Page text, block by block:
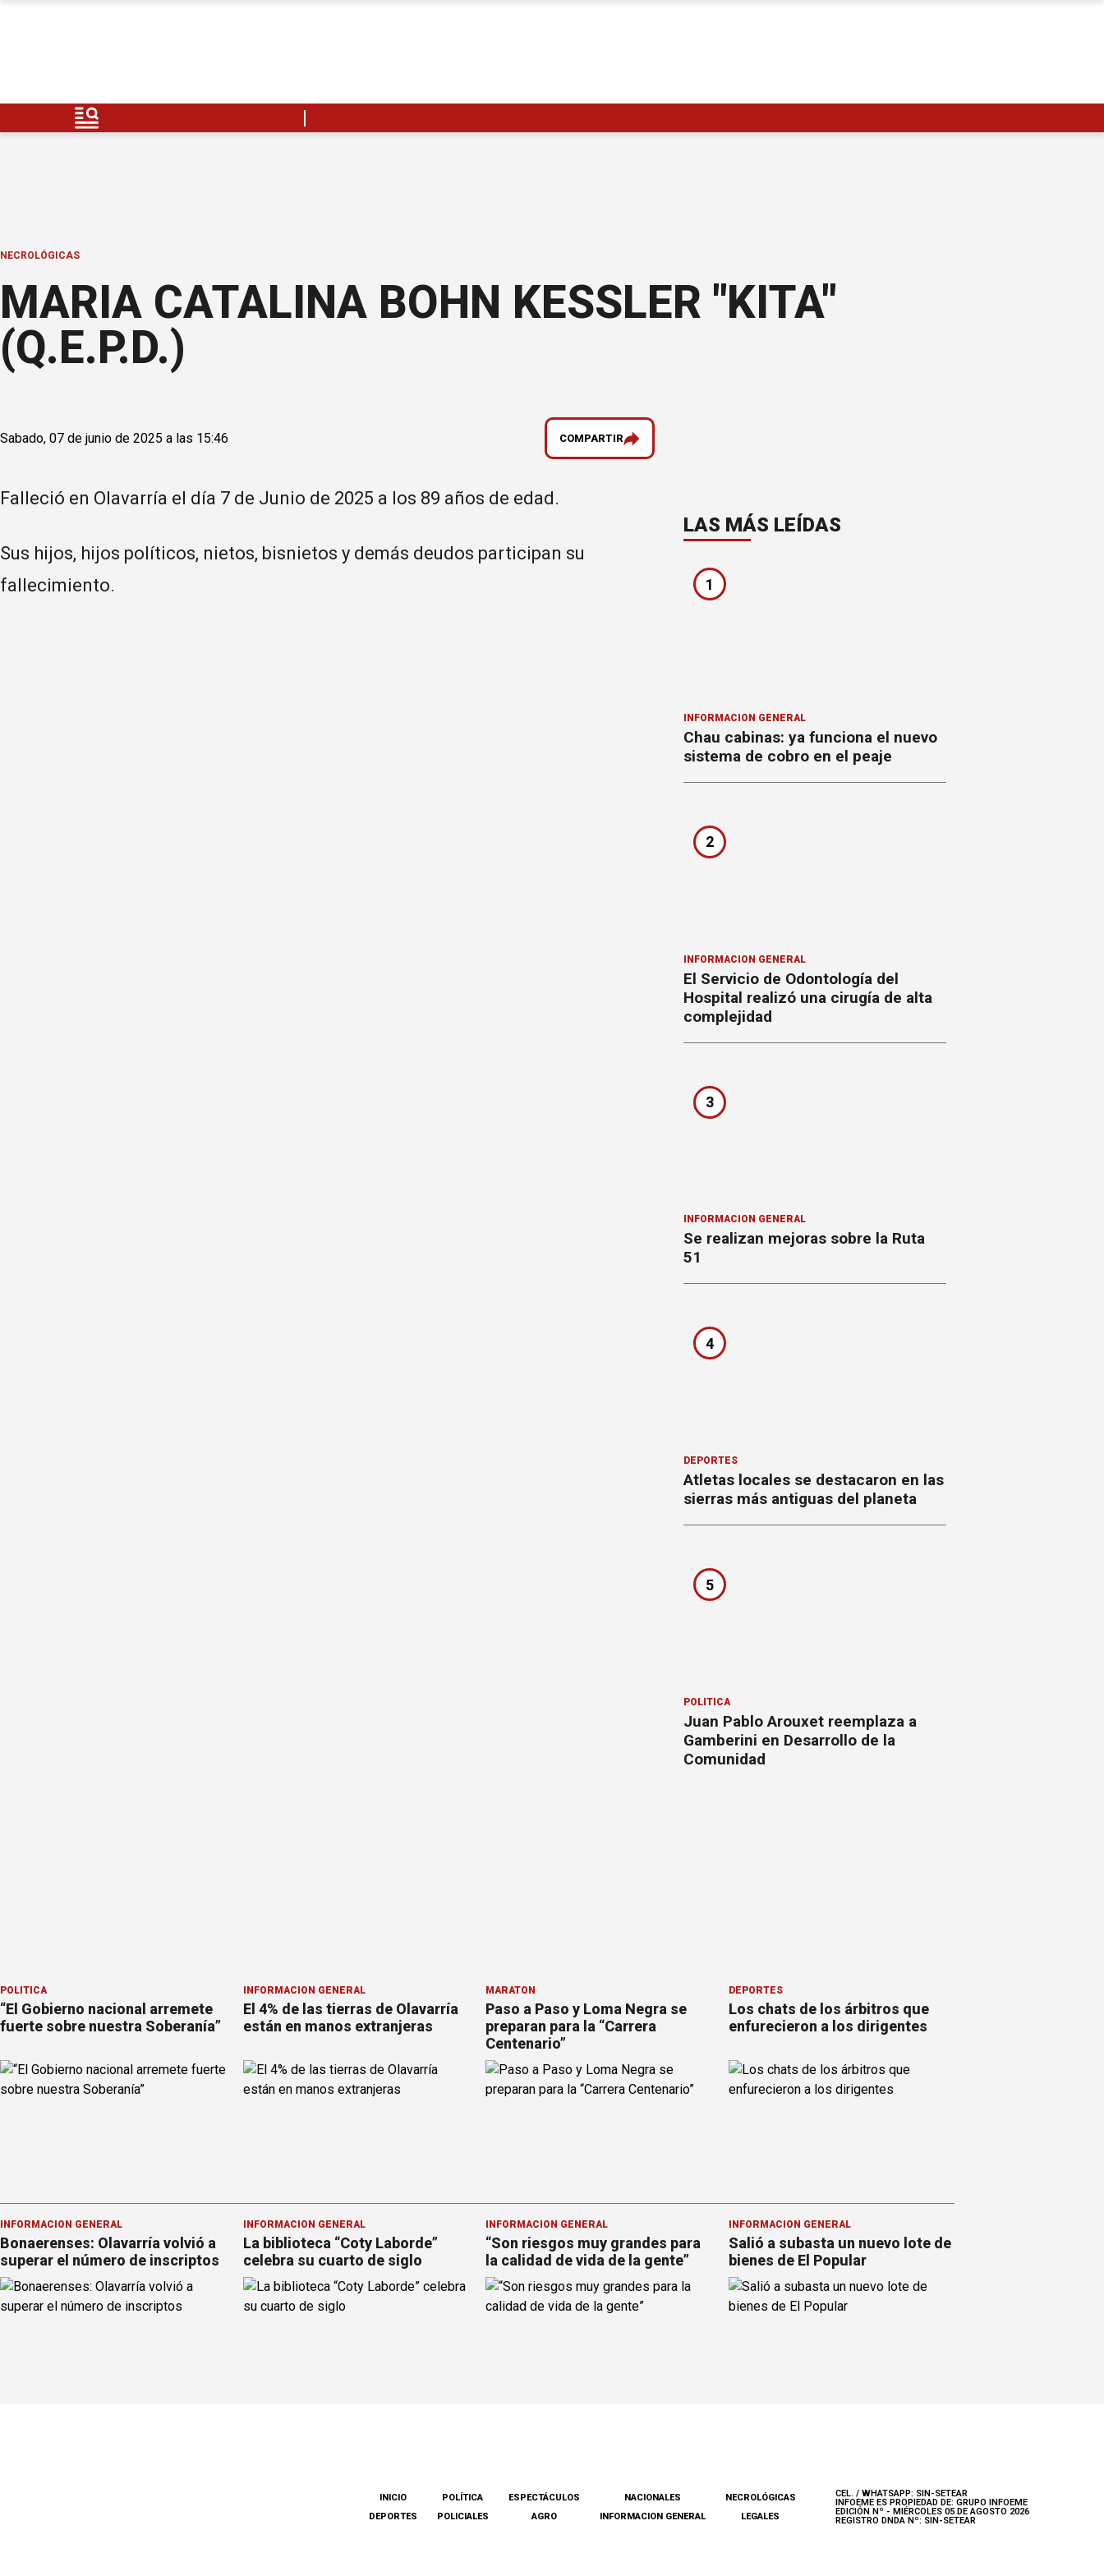
NECROLÓGICAS
MARIA CATALINA BOHN KESSLER "KITA"
(Q.E.P.D.)
Sabado, 07 de junio de 2025 a las 15:46 COMPARTIR
Falleció en Olavarría el día 7 de Junio de 2025 a los 89 años de edad.
Sus hijos, hijos políticos, nietos, bisnietos y demás deudos participan su
fallecimiento.
LAS MÁS LEÍDAS
1
INFORMACION GENERAL
Chau cabinas: ya funciona el nuevo
sistema de cobro en el peaje
2
INFORMACION GENERAL
El Servicio de Odontología del
Hospital realizó una cirugía de alta
complejidad
3
INFORMACION GENERAL
Se realizan mejoras sobre la Ruta
51
4
DEPORTES
Atletas locales se destacaron en las
sierras más antiguas del planeta
5
POLÍTICA
Juan Pablo Arouxet reemplaza a
Gamberini en Desarrollo de la
Comunidad
POLÍTICA
“El Gobierno nacional arremete
fuerte sobre nuestra Soberanía”
INFORMACION GENERAL
El 4% de las tierras de Olavarría
están en manos extranjeras
MARATÓN
Paso a Paso y Loma Negra se
preparan para la “Carrera
Centenario”
DEPORTES
Los chats de los árbitros que
enfurecieron a los dirigentes
INFORMACION GENERAL
Bonaerenses: Olavarría volvió a
superar el número de inscriptos
INFORMACION GENERAL
La biblioteca “Coty Laborde”
celebra su cuarto de siglo
INFORMACION GENERAL
“Son riesgos muy grandes para
la calidad de vida de la gente”
INFORMACION GENERAL
Salió a subasta un nuevo lote de
bienes de El Popular
INICIO
DEPORTES
POLÍTICA
POLICIALES
ESPECTÁCULOS
AGRO
NACIONALES
INFORMACION GENERAL
NECROLÓGICAS
LEGALES
CEL. / WHATSAPP: SIN-SETEAR
INFOEME ES PROPIEDAD DE: GRUPO INFOEME
EDICIÓN Nº - MIÉRCOLES 05 DE AGOSTO 2026
REGISTRO DNDA Nº: SIN-SETEAR